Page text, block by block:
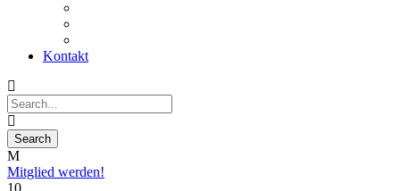
Kontakt
Mitglied werden!
10